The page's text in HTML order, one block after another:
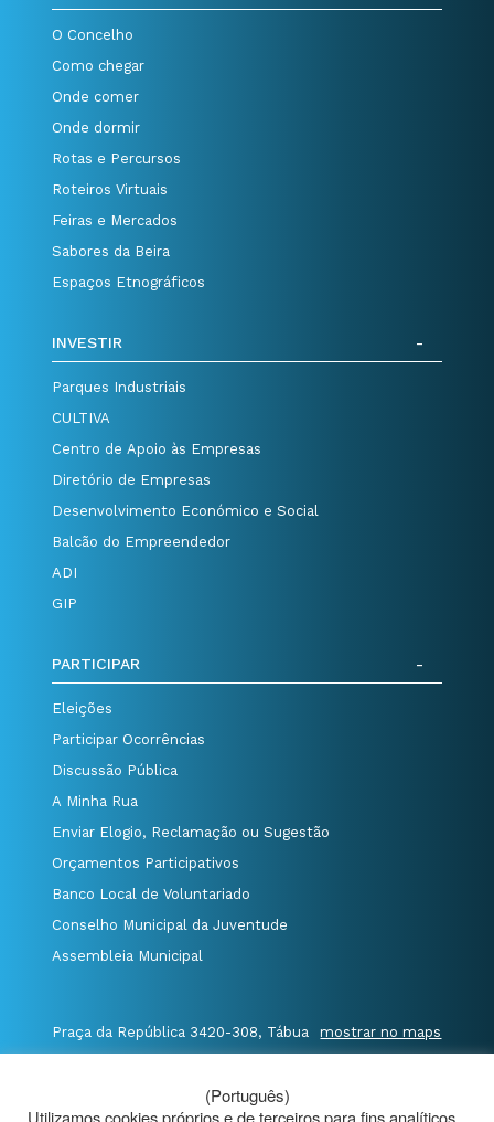
O Concelho
Como chegar
Onde comer
Onde dormir
Rotas e Percursos
Roteiros Virtuais
Feiras e Mercados
Sabores da Beira
Espaços Etnográficos
INVESTIR
Parques Industriais
CULTIVA
Centro de Apoio às Empresas
Diretório de Empresas
Desenvolvimento Económico e Social
Balcão do Empreendedor
ADI
GIP
PARTICIPAR
Eleições
Participar Ocorrências
Discussão Pública
A Minha Rua
Enviar Elogio, Reclamação ou Sugestão
Orçamentos Participativos
Banco Local de Voluntariado
Conselho Municipal da Juventude
Assembleia Municipal
Praça da República 3420-308, Tábua mostrar no maps
E. geral@cm-tabua.pt
(Português)
Utilizamos cookies próprios e de terceiros para fins analíticos.